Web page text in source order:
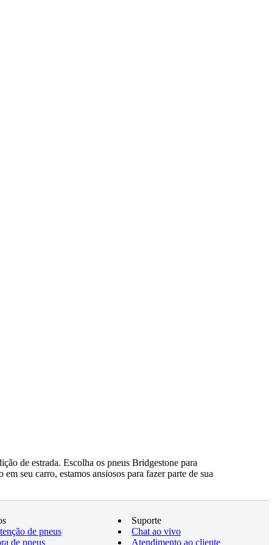
de estrada. Escolha os pneus Bridgestone para
seu carro, estamos ansiosos para fazer parte de sua
de pneus
de pneus
Suporte
Chat ao vivo
Atendimento ao cliente